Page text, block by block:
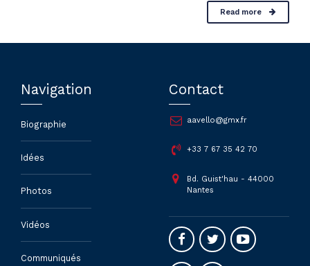
Read more
Navigation
Biographie
Idées
Photos
Vidéos
Communiqués
Contact
aavello@gmx.fr
+33 7 67 35 42 70
Bd. Guist'hau - 44000
Nantes